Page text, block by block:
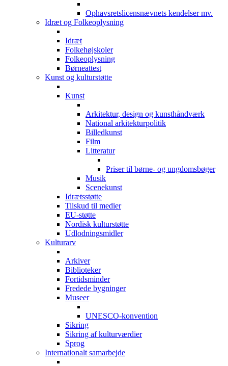
Ophavsretslicensnævnets kendelser mv.
Idræt og Folkeoplysning
Idræt
Folkehøjskoler
Folkeoplysning
Børneattest
Kunst og kulturstøtte
Kunst
Arkitektur, design og kunsthåndværk
National arkitekturpolitik
Billedkunst
Film
Litteratur
Priser til børne- og ungdomsbøger
Musik
Scenekunst
Idrætsstøtte
Tilskud til medier
EU-støtte
Nordisk kulturstøtte
Udlodningsmidler
Kulturarv
Arkiver
Biblioteker
Fortidsminder
Fredede bygninger
Museer
UNESCO-konvention
Sikring
Sikring af kulturværdier
Sprog
Internationalt samarbejde